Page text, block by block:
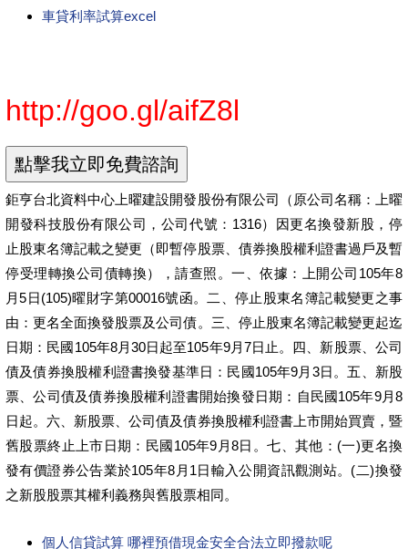
車貸利率試算excel
http://goo.gl/aifZ8l
鉅亨台北資料中心上曜建設開發股份有限公司（原公司名稱：上曜
開發科技股份有限公司，公司代號：1316）因更名換發新股，停
止股東名簿記載之變更（即暫停股票、債券換股權利證書過戶及暫
停受理轉換公司債轉換），請查照。一、依據：上開公司105年8
月5日(105)曜財字第00016號函。二、停止股東名簿記載變更之事
由：更名全面換發股票及公司債。三、停止股東名簿記載變更起迄
日期：民國105年8月30日起至105年9月7日止。四、新股票、公司
債及債券換股權利證書換發基準日：民國105年9月3日。五、新股
票、公司債及債券換股權利證書開始換發日期：自民國105年9月8
日起。六、新股票、公司債及債券換股權利證書上市開始買賣，暨
舊股票終止上市日期：民國105年9月8日。七、其他：(一)更名換
發有價證券公告業於105年8月1日輸入公開資訊觀測站。(二)換發
之新股股票其權利義務與舊股票相同。
個人信貸試算 哪裡預借現金安全合法立即撥款呢